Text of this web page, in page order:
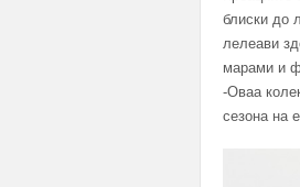
блиски до
лелеави
марами и
-Оваа
сезона на